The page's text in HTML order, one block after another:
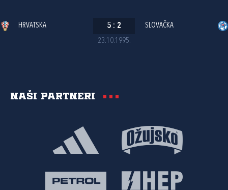
23.10.1995.
HRVATSKA 5 : 2 SLOVAČKA
Naši partneri